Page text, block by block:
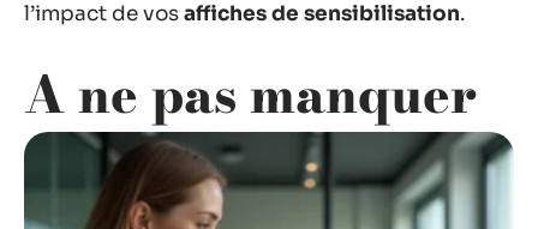
l’impact de vosaffiches de sensibilisation.
A ne pas manquer